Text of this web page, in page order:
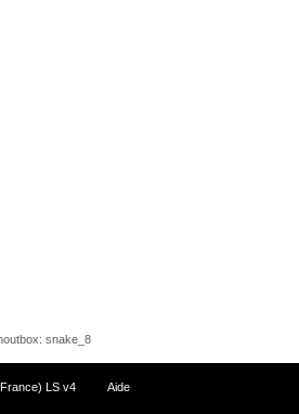
snake_8
LS v4 Aide